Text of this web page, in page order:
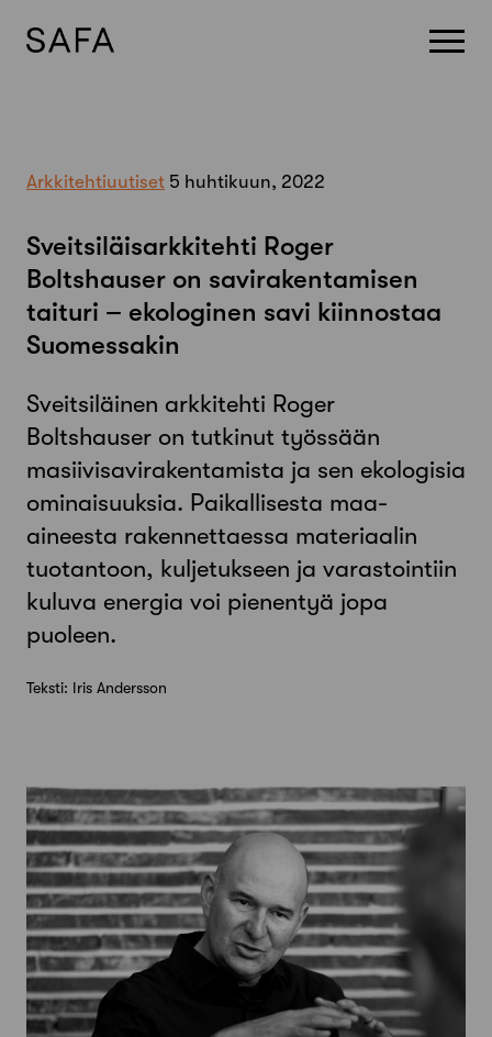
Arkkitehtiuutiset 5 huhtikuun, 2022
Sveitsiläisarkkitehti Roger
Boltshauser on savirakentamisen
taituri – ekologinen savi kiinnostaa
Suomessakin
Sveitsiläinen arkkitehti Roger
Boltshauser on tutkinut työssään
masiivisavirakentamista ja sen ekologisia
ominaisuuksia. Paikallisesta maa-
aineesta rakennettaessa materiaalin
tuotantoon, kuljetukseen ja varastointiin
kuluva energia voi pienentyä jopa
puoleen.
Teksti: Iris Andersson